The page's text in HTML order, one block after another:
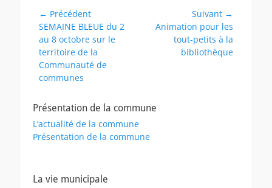
Navigation
de
l’article
← Précédent
Article
précédent :
SEMAINE BLEUE du 2
au 8 octobre sur le
territoire de la
Communauté de
communes
Suivant →
ArticleAnimation pour les
tout-petits à la
bibliothèque
Présentation de la commune
L’actualité de la commune
Présentation de la commune
La vie municipale